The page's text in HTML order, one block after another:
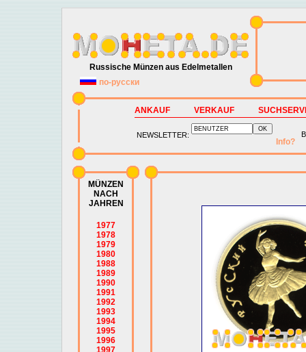
Russische Münzen aus Edelmetallen
по-русски
ANKAUF VERKAUF
NEWSLETTER:
Info?
MÜNZEN
NACH
JAHREN
1977
1978
1979
1980
1988
1989
1990
1991
1992
1993
1994
1995
1996
1997